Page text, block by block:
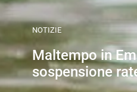
NOTIZIE
Maltempo in
sospensione